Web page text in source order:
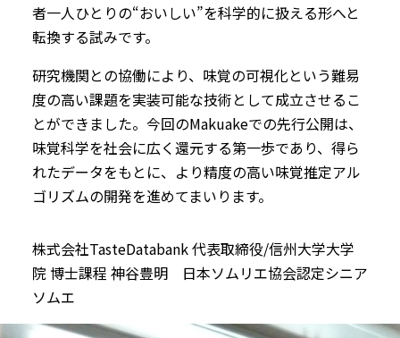
者一人ひとりの“おいしい”を科学的に扱える形へと
転換する試みです。
研究機関との協働により、味覚の可視化という難易
度の高い課題を実装可能な技術として成立させるこ
とができました。今回のMakuakeでの先行公開は、
味覚科学を社会に広く還元する第一歩であり、得ら
れたデータをもとに、より精度の高い味覚推定アル
ゴリズムの開発を進めてまいります。
株式会社TasteDatabank 代表取締役/信州大学大学
院 博士課程 神谷豊明 日本ソムリエ協会認定シニア
ソムエ